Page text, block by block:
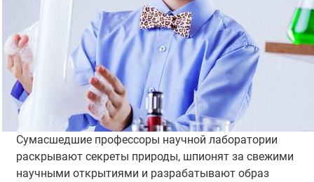
Сумасшедшие профессоры научной лаборатории
раскрывают секреты природы, шпионят за свежими
научными открытиями и разрабатывают образ